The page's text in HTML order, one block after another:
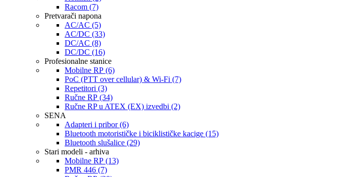
Racom (7)
Pretvarači napona
AC/AC (5)
AC/DC (33)
DC/AC (8)
DC/DC (16)
Profesionalne stanice
Mobilne RP (6)
PoC (PTT over cellular) & Wi-Fi (7)
Repetitori (3)
Ručne RP (34)
Ručne RP u ATEX (EX) izvedbi (2)
SENA
Adapteri i pribor (6)
Bluetooth motorističke i biciklističke kacige (15)
Bluetooth slušalice (29)
Stari modeli - arhiva
Mobilne RP (13)
PMR 446 (7)